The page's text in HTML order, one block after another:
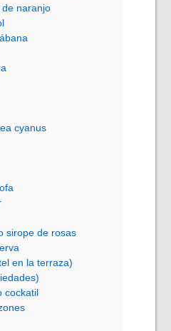
naranjo
cyanus
sirope de rosas
en la terraza)
cockatil